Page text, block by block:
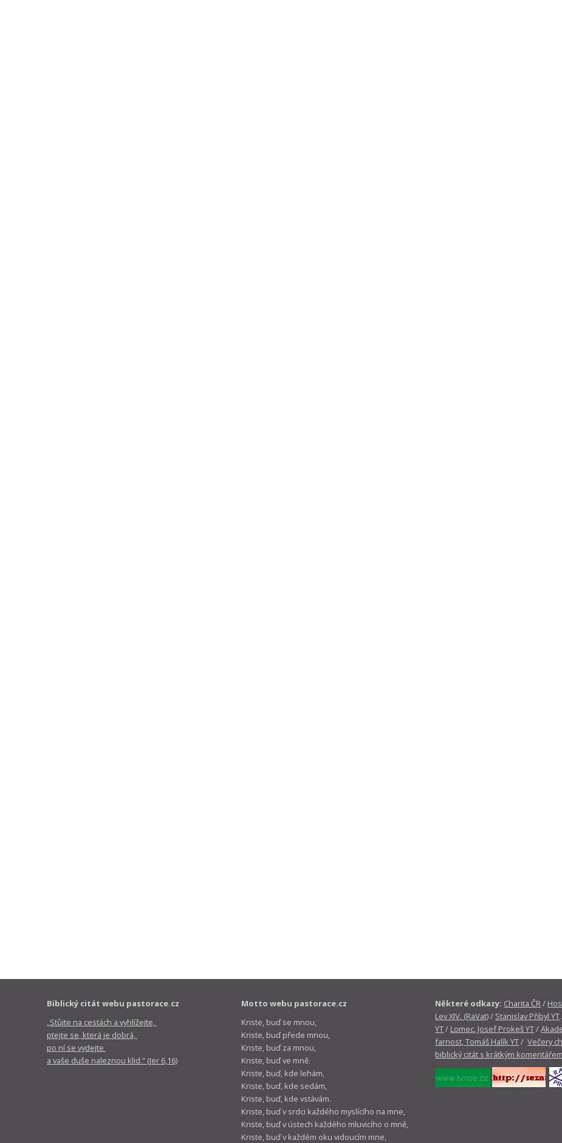
Biblický citát webu pastorace.cz
„Stůjte na cestách a vyhlížejte,
ptejte se, která je dobrá,
po ní se vydejte
a vaše duše naleznou klid.“ (Jer 6,16)
Motto webu pastorace.cz
Kriste, buď se mnou,
Kriste, buď přede mnou,
Kriste, buď za mnou,
Kriste, buď ve mně.
Kriste, buď, kde lehám,
Kriste, buď, kde sedám,
Kriste, buď, kde vstávám.
Kriste, buď v srdci každého myslícího na mne,
Kriste, buď v ústech každého mluvicího o mně,
Kriste, buď v každém oku vidoucím mne,
Některé odkazy: Charita ČR/
Lev XIV. (RaVat)/ Stanislav Přibyl YT
YT/ Lomec, Josef Prokeš YT/
farnost, Tomáš Halík YT/Večery
biblický citát s krátkým